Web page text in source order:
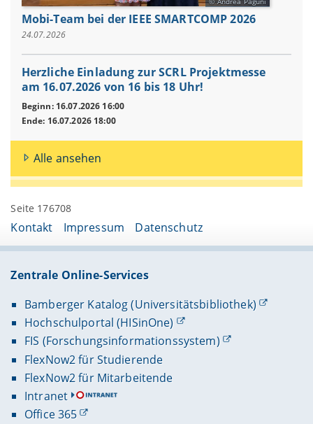
Mobi-Team bei der IEEE SMARTCOMP 2026
24.07.2026
Herzliche Einladung zur SCRL Projektmesse
am 16.07.2026 von 16 bis 18 Uhr!
Beginn: 16.07.2026 16:00
Ende: 16.07.2026 18:00
Alle ansehen
Seite 176708
Kontakt Impressum Datenschutz
Zentrale Online-Services
Bamberger Katalog (Universitätsbibliothek)
Hochschulportal (HISinOne)
FIS (Forschungsinformationssystem)
FlexNow2 für Studierende
FlexNow2 für Mitarbeitende
Intranet
Office 365